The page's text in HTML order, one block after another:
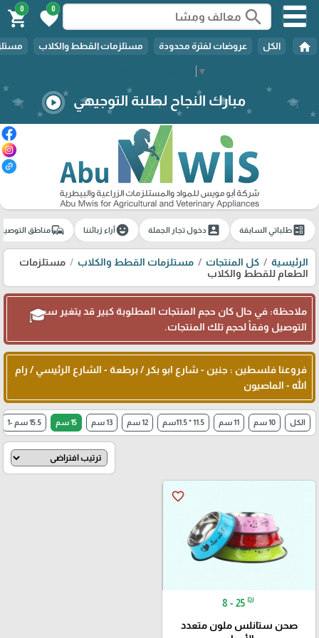
▼
search
0
favorite
0
shopping_cart
home الكل عروضات لفترة محدودة مستلزمات القطط والكلاب
مبارك النجاح لطلبة التوجيهي play_circle
🎓
ballotطلباتي السابقة account_boxدخول تجار الجملة emoji_emotionsآراء زبائننا commuteمناطق
الرئيسية كل المنتجات مستلزمات القطط والكلاب
مستلزمات
الطعام للقطط والكلاب
ملاحظة: في حال كان حجم المنتجات المطلوبة كبير قد يتغير سعر
التوصيل وفقاً لحجم تلك المنتجات.
فروعنا فلسطين : جنين - شارع ابو بكر / برطعة - الشارع الرئيسي / رام
الله - الماصيون
الكل 10 سم 11 سم 11.5 * 11.5سم 12 سم 13 سم 15 سم 15.5 سم -1
favorite_border
8 - 25 ₪
صحن ستانلس ملون متعدد